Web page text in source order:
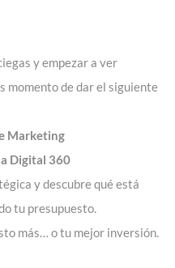
y empezar a ver
momento de dar el siguiente
Marketing
Digital 360
y descubre qué está
tu presupuesto.
más… o tu mejor inversión.